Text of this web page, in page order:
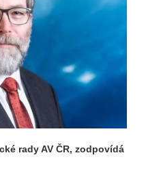
rady AV ČR, zodpovídá